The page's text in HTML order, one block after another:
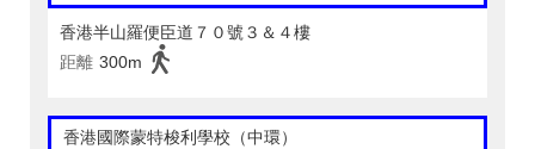
香港半山羅便臣道７０號３＆４樓
距離 300m
香港國際蒙特梭利學校（中環）